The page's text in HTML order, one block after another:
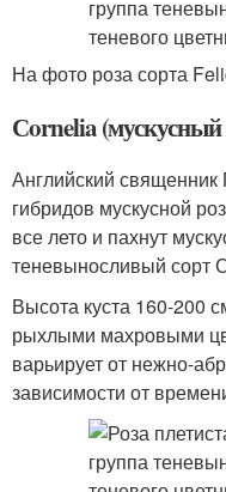
На фото роза сорта
Сornelia
Английский
гибридов мускусной
все лето и пахнут
теневыносливый сорт
Высота куста 160-200
рыхлыми махровыми
варьирует от нежно-
зависимости от